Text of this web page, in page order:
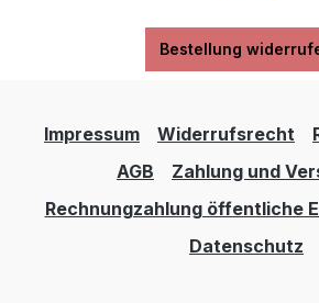
Bestellung
Impressum Widerrufsrecht
AGB
Zahlung und
Rechnungzahlung öffentliche
Datenschutz